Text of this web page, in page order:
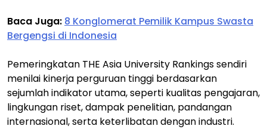
Baca Juga: 8 Konglomerat Pemilik Kampus Swasta
Bergengsi di Indonesia
Pemeringkatan THE Asia University Rankings sendiri
menilai kinerja perguruan tinggi berdasarkan
sejumlah indikator utama, seperti kualitas pengajaran,
lingkungan riset, dampak penelitian, pandangan
internasional, serta keterlibatan dengan industri.